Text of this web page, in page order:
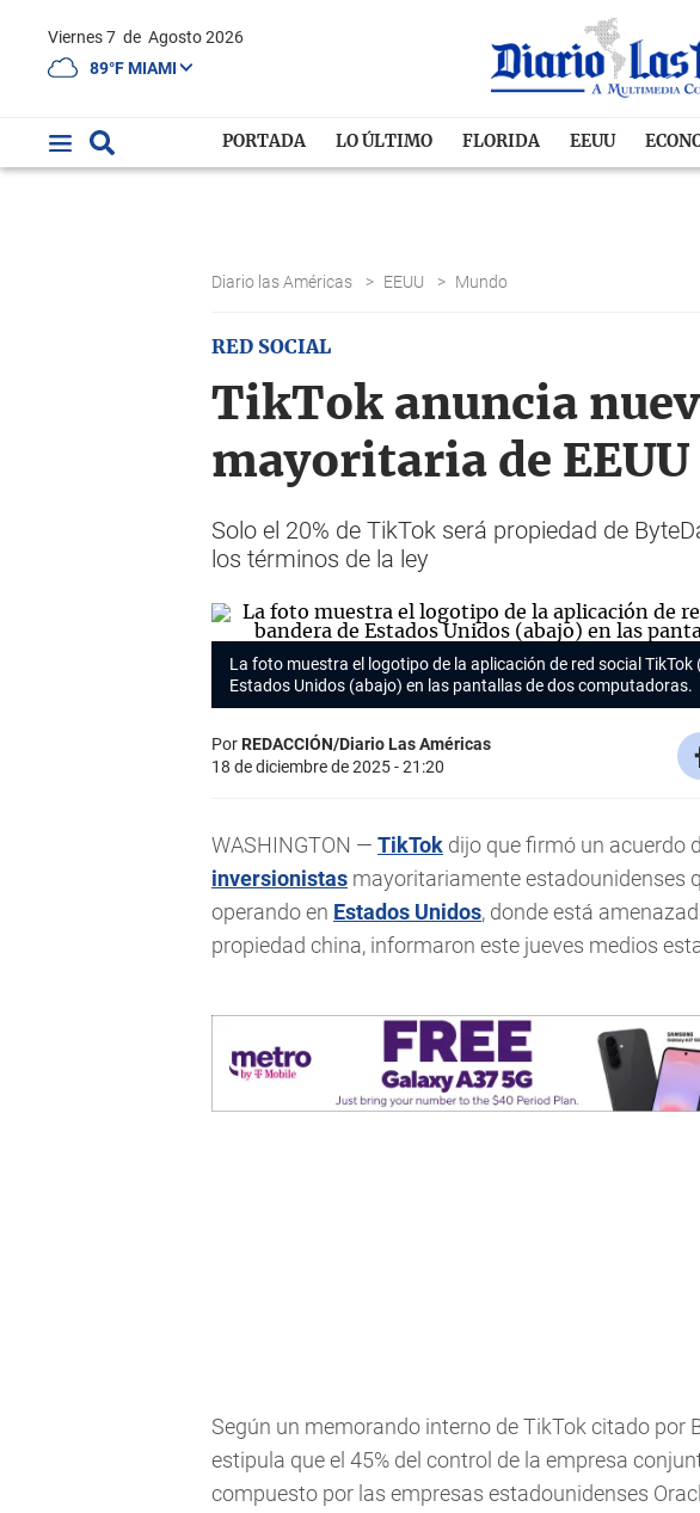
Viernes 7 de Agosto 2026
89°F MIAMI
PORTADA LO ÚLTIMO FLORIDA EEUU
Diario las Américas > EEUU > Mundo
RED SOCIAL
TikTok anuncia
mayoritaria de
Solo el 20% de TikTok será propiedad de
los términos de la ley
La foto muestra el logotipo de la aplicación de red social
Estados Unidos (abajo) en las pantallas de dos computadoras.
PorREDACCIÓN/Diario Las Américas
18 de diciembre de 2025 - 21:20
WASHINGTON — TikTok dijo que firmó un acuerdo
inversionistas mayoritariamente estadounidenses
operando en Estados Unidos, donde está
propiedad china, informaron este jueves medios
Según un memorando interno de TikTok citado por
estipula que el 45% del control de la empresa
compuesto por las empresas estadounidenses